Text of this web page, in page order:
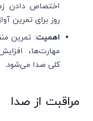
اختصاص دادن
روز برای تمرین
اهمیت: تمرین
مهارت‌ها،
کلی صدا می‌شود.
مراقبت از صدا